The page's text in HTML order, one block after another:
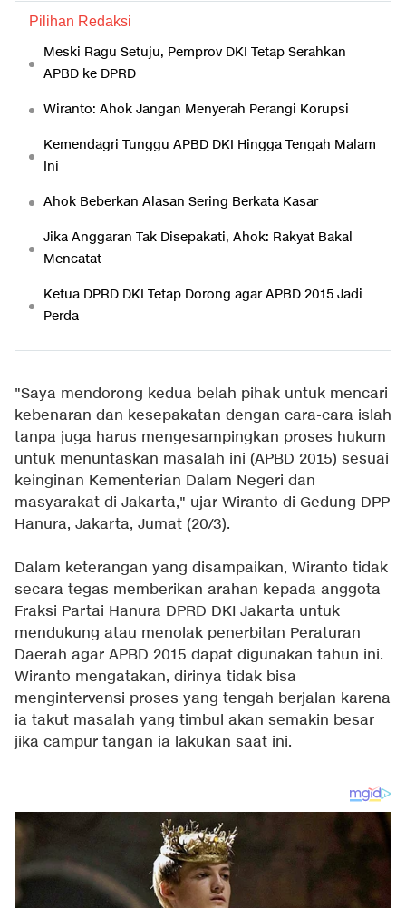
Pilihan Redaksi
Meski Ragu Setuju, Pemprov DKI Tetap Serahkan
APBD ke DPRD
Wiranto: Ahok Jangan Menyerah Perangi Korupsi
Kemendagri Tunggu APBD DKI Hingga Tengah Malam
Ini
Ahok Beberkan Alasan Sering Berkata Kasar
Jika Anggaran Tak Disepakati, Ahok: Rakyat Bakal
Mencatat
Ketua DPRD DKI Tetap Dorong agar APBD 2015 Jadi
Perda
"Saya mendorong kedua belah pihak untuk mencari
kebenaran dan kesepakatan dengan cara-cara islah
tanpa juga harus mengesampingkan proses hukum
untuk menuntaskan masalah ini (APBD 2015) sesuai
keinginan Kementerian Dalam Negeri dan
masyarakat di Jakarta," ujar Wiranto di Gedung DPP
Hanura, Jakarta, Jumat (20/3).
Dalam keterangan yang disampaikan, Wiranto tidak
secara tegas memberikan arahan kepada anggota
Fraksi Partai Hanura DPRD DKI Jakarta untuk
mendukung atau menolak penerbitan Peraturan
Daerah agar APBD 2015 dapat digunakan tahun ini.
Wiranto mengatakan, dirinya tidak bisa
mengintervensi proses yang tengah berjalan karena
ia takut masalah yang timbul akan semakin besar
jika campur tangan ia lakukan saat ini.